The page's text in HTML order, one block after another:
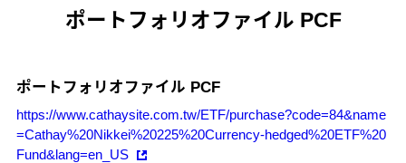
ポートフォリオファイル PCF
https://www.cathaysite.com.tw/ETF/purchase?code=84&name
=Cathay%20Nikkei%20225%20Currency-hedged%20ETF%20
Fund&lang=en_US